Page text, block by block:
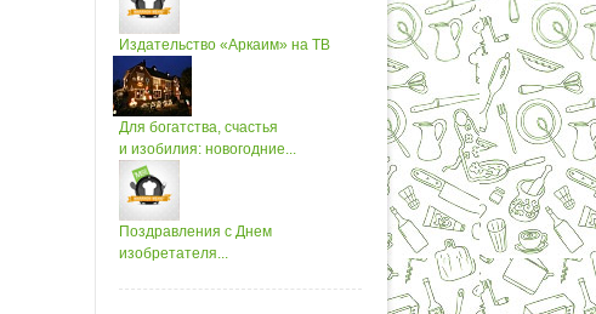
Издательство «Аркаим» на ТВ
Для богатства, счастья
и изобилия: новогодние...
Поздравления с Днем
изобретателя...